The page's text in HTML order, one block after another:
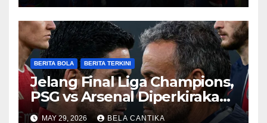
BERITA BOLA BERITA TERKINI
Jelang Final Liga Champions,
PSG vs Arsenal Diperkirakan
Sengit
MAY 29, 2026 BELA CANTIKA